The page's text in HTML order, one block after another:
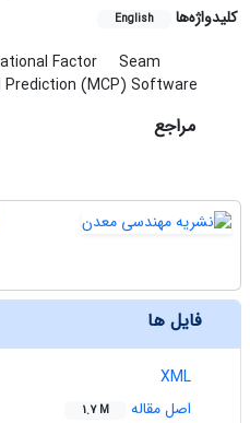
کلیدواژه‌ها
English
Factor
Seam
(MCP) Software
مراجع
فایل ها
XML
اصل مقاله
1.7 M